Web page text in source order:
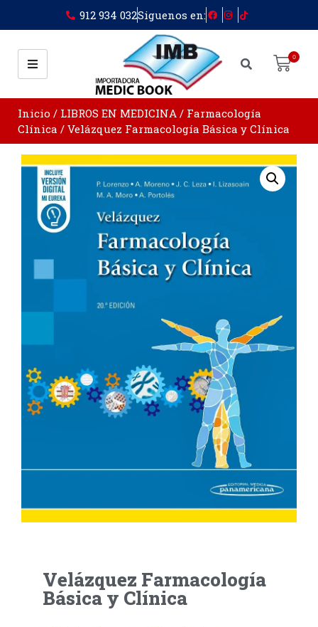
912 934 032Siguenos en:
0
Inicio / LIBROS EN MEDICINA / Farmacología
Clínica / Velázquez Farmacología Básica y Clínica
Velázquez Farmacología
Básica y Clínica